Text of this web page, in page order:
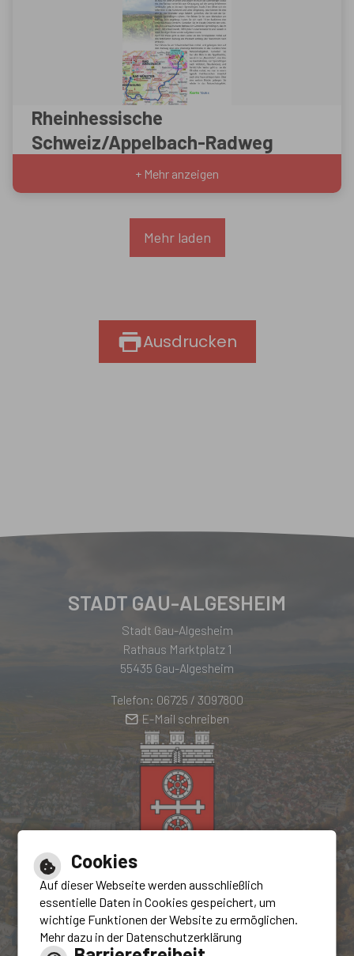
Rheinhessische
Schweiz/Appelbach-Radweg
+ Mehr anzeigen
Mehr laden
Ausdrucken
STADT GAU-ALGESHEIM
Stadt Gau-Algesheim
Rathaus Marktplatz 1
55435 Gau-Algesheim
Telefon: 06725 / 3097800
E-Mail schreiben
Hilfe
Inhalt
Impressum
Barrierefreiheit
Cookies
Auf dieser Webseite werden ausschließlich
essentielle Daten in Cookies gespeichert, um
wichtige Funktionen der Website zu ermöglichen.
Mehr dazu in der Datenschutzerklärung